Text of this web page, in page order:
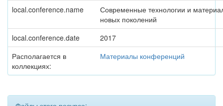
local.conference.name
Современные технологии и
новых поколений
local.conference.date
2017
Располагается в
коллекциях:
Материалы конференций